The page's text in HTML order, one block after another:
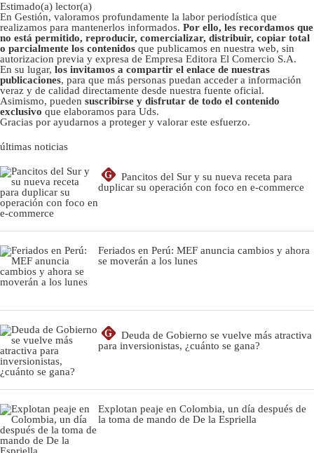
Estimado(a) lector(a)
En Gestión, valoramos profundamente la labor periodística que
realizamos para mantenerlos informados. Por ello, les recordamos que
no está permitido, reproducir, comercializar, distribuir, copiar total
o parcialmente los contenidos que publicamos en nuestra web, sin
autorizacion previa y expresa de Empresa Editora El Comercio S.A.
En su lugar, los invitamos a compartir el enlace de nuestras
publicaciones, para que más personas puedan acceder a información
veraz y de calidad directamente desde nuestra fuente oficial.
Asimismo, pueden suscribirse y disfrutar de todo el contenido
exclusivo que elaboramos para Uds.
Gracias por ayudarnos a proteger y valorar este esfuerzo.
últimas noticias
G
Pancitos del Sur y su nueva receta para
duplicar su operación con foco en e-commerce
Feriados en Perú: MEF anuncia cambios y ahora
se moverán a los lunes
G
Deuda de Gobierno se vuelve más atractiva
para inversionistas, ¿cuánto se gana?
Explotan peaje en Colombia, un día después de
la toma de mando de De la Espriella